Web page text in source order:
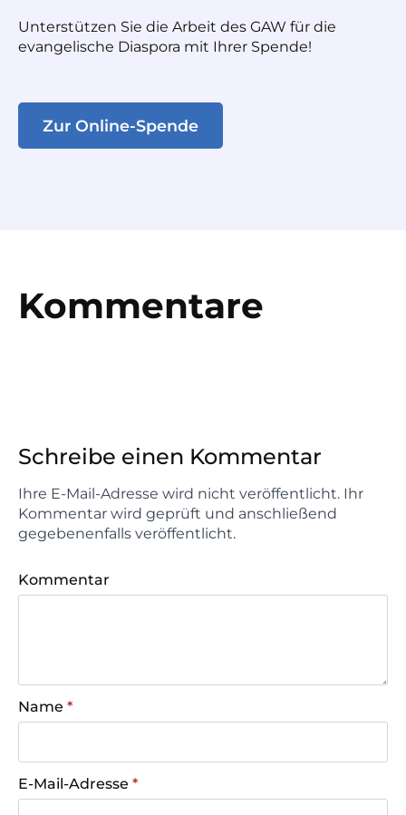
Unterstützen Sie die Arbeit des GAW für die
evangelische Diaspora mit Ihrer Spende!
Zur Online-Spende
Kommentare
Schreibe einen Kommentar
Ihre E-Mail-Adresse wird nicht veröffentlicht. Ihr
Kommentar wird geprüft und anschließend
gegebenenfalls veröffentlicht.
Kommentar
Name *
E-Mail-Adresse *